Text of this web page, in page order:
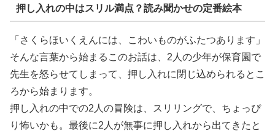
押し入れの中はスリル満点？読み聞かせの定番絵本
「さくらほいくえんには、こわいものがふたつあります」
そんな言葉から始まるこのお話は、2人の少年が保育園で
先生を怒らせてしまって、押し入れに閉じ込められるとこ
ろから始まります。
押し入れの中での2人の冒険は、スリリングで、ちょっぴ
り怖いかも。最後に2人が無事に押し入れから出てきたと